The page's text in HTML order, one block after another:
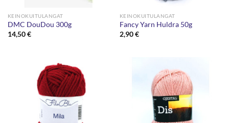
KEINOKUITULANGAT
DMC DouDou 300g
14,50€
KEINOKUITULANGAT
Fancy Yarn Huldra 50g
2,90€